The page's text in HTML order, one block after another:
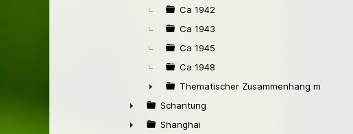
Ca 1942
Ca 1943
Ca 1945
Ca 1948
►
Thematischer Zusammenhang mit Peking
►
Schantung
Shanghai